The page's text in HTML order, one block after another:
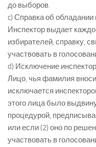
до выборов.
c) Справка об обладании
Инспектор выдает
избирателей, справку,
участвовать в
d) Исключение
Лицо, чья фамилия
исключается
этого лица было
процедурой,
или если (2) оно по
участвовать в